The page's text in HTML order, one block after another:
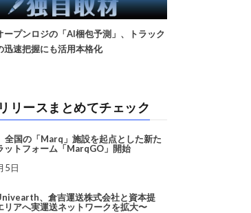
ープンロジの「AI梱包予測」、トラック
迅速把握にも活用本格化
リリースまとめてチェック
全国の「Marq」施設を起点とした新た
ットフォーム「MarqGO」開始
5日
、倉吉運送株式会社と資本提
リアへ実運送ネットワークを拡大〜